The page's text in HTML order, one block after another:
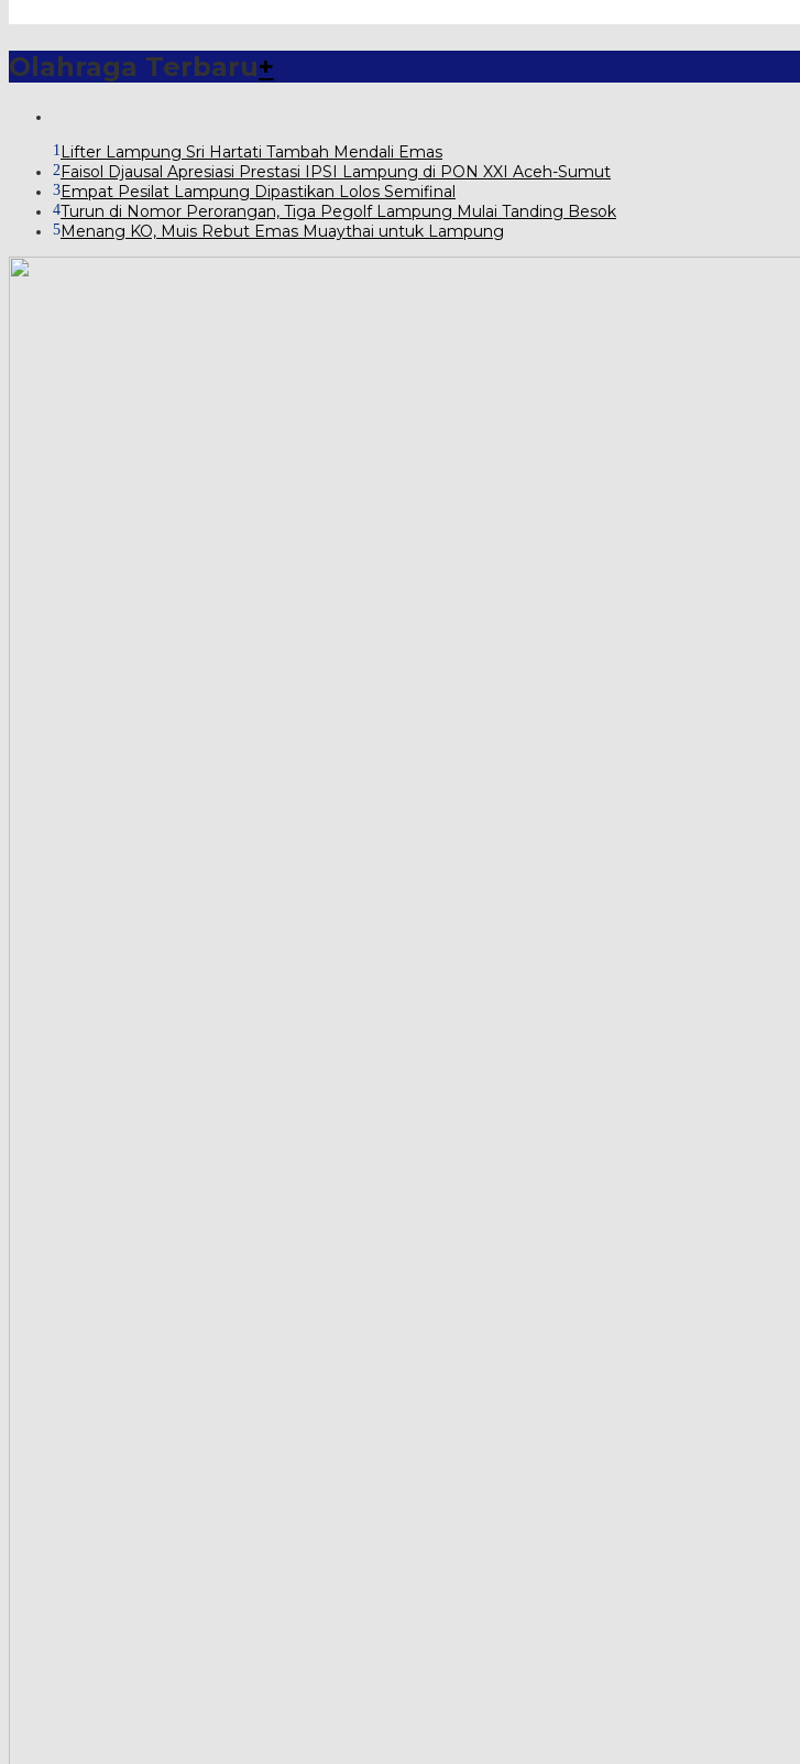
Olahraga Terbaru+
1 Lifter Lampung Sri Hartati Tambah Mendali Emas
2 Faisol Djausal Apresiasi Prestasi IPSI Lampung di PON XXI Aceh-Sumut
3Empat Pesilat Lampung Dipastikan Lolos Semifinal
4Turun di Nomor Perorangan, Tiga Pegolf Lampung Mulai Tanding Besok
5Menang KO, Muis Rebut Emas Muaythai untuk Lampung